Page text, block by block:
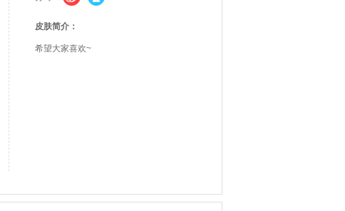
皮肤简介：
希望大家喜欢~